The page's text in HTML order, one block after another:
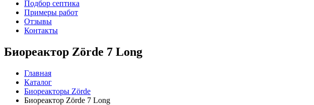
Подбор септика
Примеры работ
Отзывы
Контакты
Биореактор Zörde 7 Long
Главная
Каталог
Биореакторы Zörde
Биореактор Zörde 7 Long